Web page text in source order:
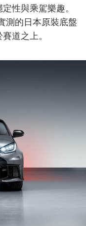
性與乘駕樂趣。
測的日本原裝底盤
道之上。